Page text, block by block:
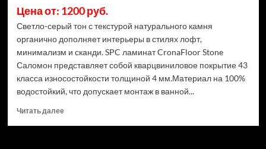
Цена от: 1200 руб.
Светло-серый тон с текстурой натурального камня
органично дополняет интерьеры в стилях лофт,
минимализм и сканди. SPC ламинат CronaFloor Stone
Саломон представляет собой кварцвиниловое покрытие 43
класса износостойкости толщиной 4 мм.Материал на 100%
водостойкий, что допускает монтаж в ванной...
Читать далееПрочитать